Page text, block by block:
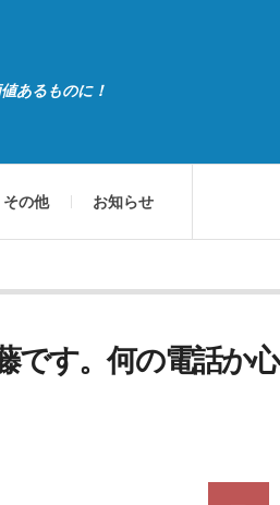
あるものに！
その他 お知らせ
です。何の電話か心